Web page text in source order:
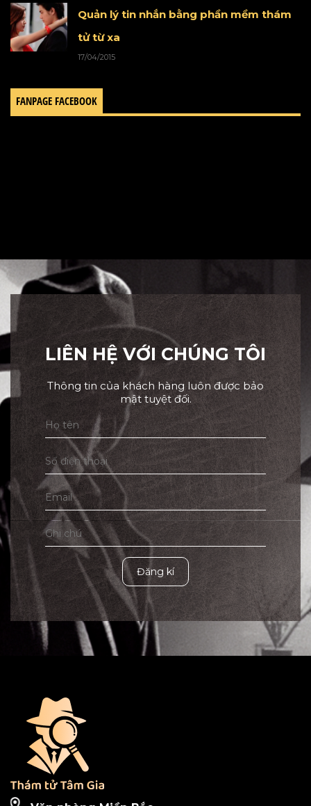
Quản lý tin nhắn bằng phần mềm thám
tử từ xa
17/04/2015
FANPAGE FACEBOOK
LIÊN HỆ VỚI CHÚNG TÔI
Thông tin của khách hàng luôn được bảo
mật tuyệt đối.
Đăng kí